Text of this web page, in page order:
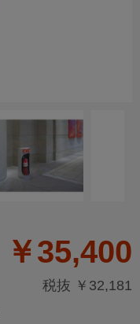
￥35,400
税抜 ￥32,181